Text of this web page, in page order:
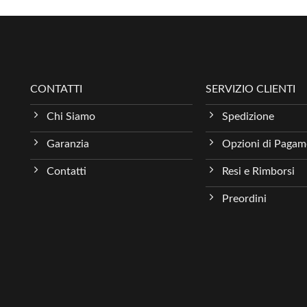
CONTATTI
Chi Siamo
Garanzia
Contatti
SERVIZIO CLIENTI
Spedizione
Opzioni di
Resi e Rimborsi
Preordini